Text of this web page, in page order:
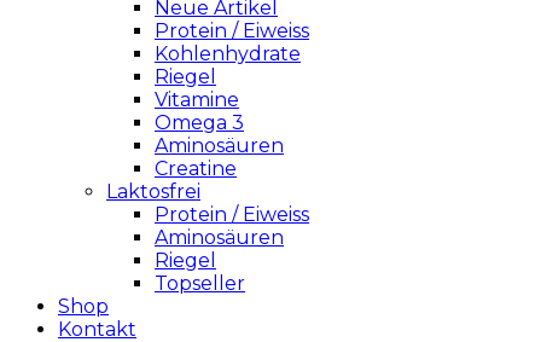
Neue Artikel
Protein / Eiweiss
Kohlenhydrate
Riegel
Vitamine
Omega 3
Aminosäuren
Creatine
Laktosfrei
Protein / Eiweiss
Aminosäuren
Riegel
Topseller
Shop
Kontakt